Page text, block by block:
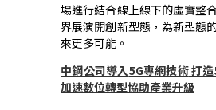
場進行結合線上線下的虛實整
界展演開創新型態，為新型態
來更多可能。
中鋼公司導入5G專網技術打造
加速數位轉型協助產業升級